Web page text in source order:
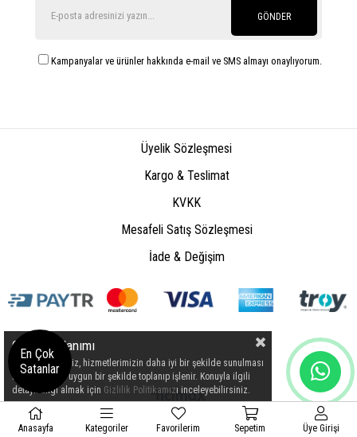
GÖNDER
Kampanyalar ve ürünler hakkında e-mail ve SMS almayı onaylıyorum.
Üyelik Sözleşmesi
Kargo & Teslimat
KVKK
Mesafeli Satış Sözleşmesi
İade & Değişim
En Çok
Satanlar
Çerez Kullanımı
Kişisel verileriniz, hizmetlerimizin daha iyi bir şekilde sunulması
için mevzuata uygun bir şekilde toplanıp işlenir. Konuyla ilgili
detaylı bilgi almak için Gizlilik Politikamızı inceleyebilirsiniz.
Anasayfa Favorilerim Sepetim
Üye Girişi
Anasayfa Kategoriler Favorilerim Sepetim Üye Girişi